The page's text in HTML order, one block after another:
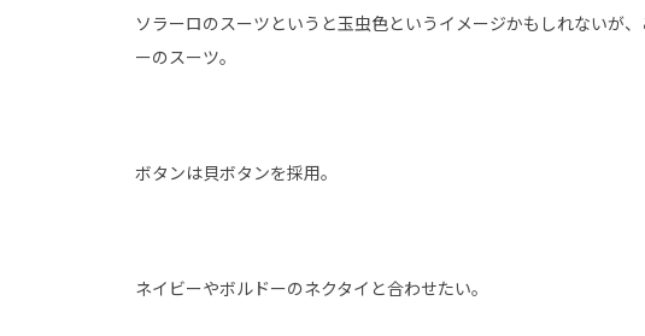
ソラーロのスーツというと玉虫色というイメージかもしれないが
ーのスーツ。
ボタンは貝ボタンを採用。
ネイビーやボルドーのネクタイと合わせたい。